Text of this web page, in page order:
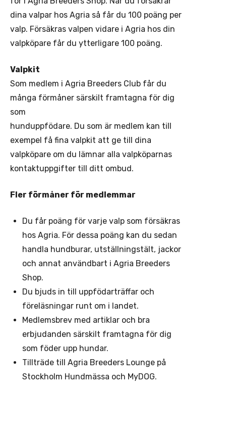
dina valpar hos Agria så får du 100 poäng per
valp. Försäkras valpen vidare i Agria hos din
valpköpare får du ytterligare 100 poäng.
Valpkit
Som medlem i Agria Breeders Club får du
många förmåner särskilt framtagna för dig
som
hunduppfödare. Du som är medlem kan till
exempel få fina valpkit att ge till dina
valpköpare om du lämnar alla valpköparnas
kontaktuppgifter till ditt ombud.
Fler förmåner för medlemmar
Du får poäng för varje valp som försäkras
hos Agria. För dessa poäng kan du sedan
handla hundburar, utställningstält, jackor
och annat användbart i Agria Breeders
Shop.
Du bjuds in till uppfödarträffar och
föreläsningar runt om i landet.
Medlemsbrev med artiklar och bra
erbjudanden särskilt framtagna för dig
som föder upp hundar.
Tillträde till Agria Breeders Lounge på
Stockholm Hundmässa och MyDOG.